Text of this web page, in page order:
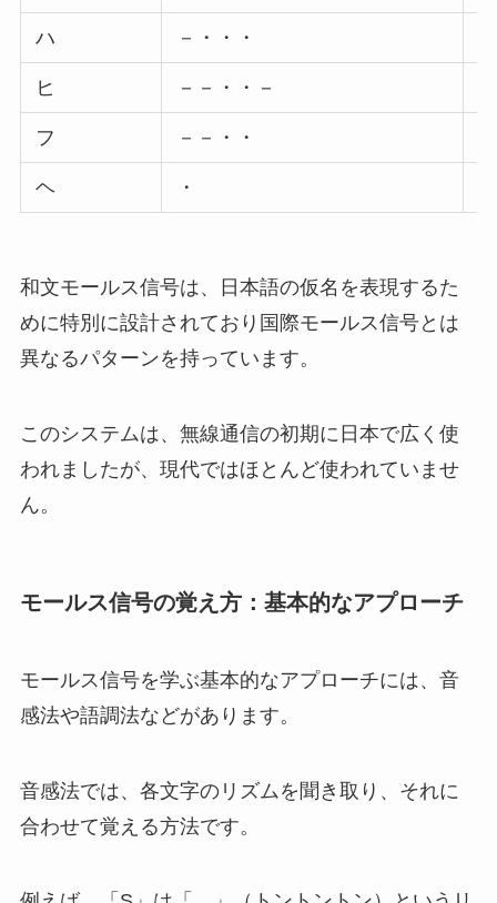
ハ －・・・
ヒ －－・・－
フ －－・・
ヘ ・
和文モールス信号は、日本語の仮名を表現するた
めに特別に設計されており国際モールス信号とは
異なるパターンを持っています。
このシステムは、無線通信の初期に日本で広く使
われましたが、現代ではほとんど使われていませ
ん。
モールス信号の覚え方：基本的なアプローチ
モールス信号を学ぶ基本的なアプローチには、音
感法や語調法などがあります。
音感法では、各文字のリズムを聞き取り、それに
合わせて覚える方法です。